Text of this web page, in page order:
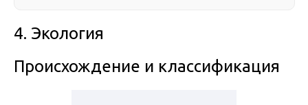
4. Экология
Происхождение и классификация